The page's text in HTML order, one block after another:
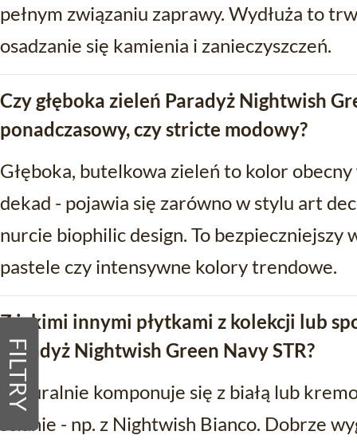
FILTRY
pełnym związaniu zaprawy. Wydłuża to
osadzanie się kamienia i zanieczyszczeń.
Czy głęboka zieleń Paradyż Nightwish
ponadczasowy, czy stricte modowy?
Głęboka, butelkowa zieleń to kolor
dekad - pojawia się zarówno w stylu art
nurcie biophilic design. To bezpieczniejszy
pastele czy intensywne kolory trendowe.
Z jakimi innymi płytkami z kolekcji lub
Paradyż Nightwish Green Navy STR?
Naturalnie komponuje się z białą lub
ścianie - np. z Nightwish Bianco. Dobrze